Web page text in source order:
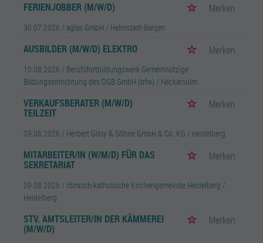
FERIENJOBBER (M/W/D) Merken
30.07.2026 / aglas GmbH / Helmstadt-Bargen
AUSBILDER (M/W/D) ELEKTRO Merken
10.08.2026 / Berufsfortbildungswerk Gemeinnützige
Bildungseinrichtung des DGB GmbH (bfw) / Neckarsulm
VERKAUFSBERATER (M/W/D)
TEILZEIT
Merken
09.08.2026 / Herbert Giloy & Söhne GmbH & Co. KG / Heidelberg
MITARBEITER/IN (W/M/D) FÜR DAS
SEKRETARIAT
Merken
09.08.2026 / römisch-katholische Kirchengemeinde Heidelberg /
Heidelberg
STV. AMTSLEITER/IN DER KÄMMEREI
(M/W/D)
Merken